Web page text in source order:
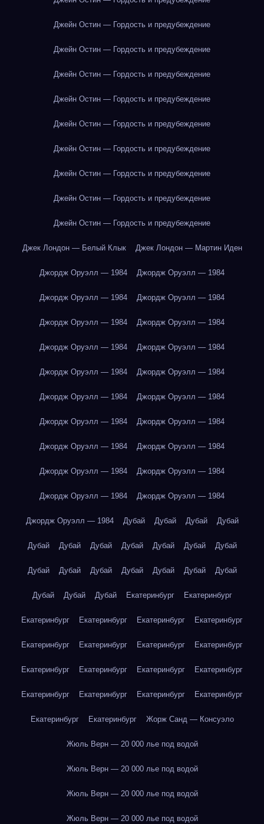
Джейн Остин — Гордость и предубеждение
Джейн Остин — Гордость и предубеждение
Джейн Остин — Гордость и предубеждение
Джейн Остин — Гордость и предубеждение
Джейн Остин — Гордость и предубеждение
Джейн Остин — Гордость и предубеждение
Джейн Остин — Гордость и предубеждение
Джейн Остин — Гордость и предубеждение
Джейн Остин — Гордость и предубеждение
Джек Лондон — Белый Клык Джек Лондон — Мартин Иден
Джордж Оруэлл — 1984 Джордж Оруэлл — 1984
Джордж Оруэлл — 1984 Джордж Оруэлл — 1984
Джордж Оруэлл — 1984 Джордж Оруэлл — 1984
Джордж Оруэлл — 1984 Джордж Оруэлл — 1984
Джордж Оруэлл — 1984 Джордж Оруэлл — 1984
Джордж Оруэлл — 1984 Джордж Оруэлл — 1984
Джордж Оруэлл — 1984 Джордж Оруэлл — 1984
Джордж Оруэлл — 1984 Джордж Оруэлл — 1984
Джордж Оруэлл — 1984 Джордж Оруэлл — 1984
Джордж Оруэлл — 1984 Джордж Оруэлл — 1984
Джордж Оруэлл — 1984 Дубай Дубай Дубай Дубай
Дубай Дубай Дубай Дубай Дубай Дубай Дубай
Дубай Дубай Дубай Дубай Дубай Дубай Дубай
Дубай Дубай Дубай Екатеринбург Екатеринбург
Екатеринбург Екатеринбург Екатеринбург Екатеринбург
Екатеринбург Екатеринбург Екатеринбург Екатеринбург
Екатеринбург Екатеринбург Екатеринбург Екатеринбург
Екатеринбург Екатеринбург Екатеринбург Екатеринбург
Екатеринбург Екатеринбург Жорж Санд — Консуэло
Жюль Верн — 20 000 лье под водой
Жюль Верн — 20 000 лье под водой
Жюль Верн — 20 000 лье под водой
Жюль Верн — 20 000 лье под водой